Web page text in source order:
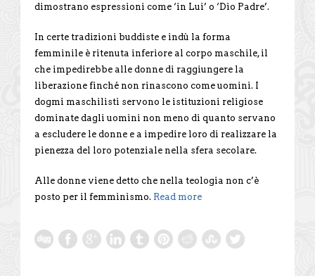
dimostrano espressioni come ‘in Lui’ o ‘Dio Padre’.
In certe tradizioni buddiste e indù la forma
femminile è ritenuta inferiore al corpo maschile, il
che impedirebbe alle donne di raggiungere la
liberazione finché non rinascono come uomini. I
dogmi maschilisti servono le istituzioni religiose
dominate dagli uomini non meno di quanto servano
a escludere le donne e a impedire loro di realizzare la
pienezza del loro potenziale nella sfera secolare.
Alle donne viene detto che nella teologia non c’è
posto per il femminismo. Read more